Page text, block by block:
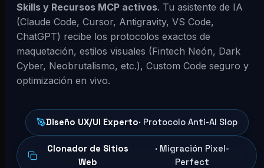
Skills y Recursos MCP activos. Tu asistente de IA
(Claude Code, Cursor, Antigravity, VS Code,
ChatGPT) recibe los protocolos exactos de
maquetación, estilos visuales (Fintech Neón, Dark
Cyber, Neobrutalismo, etc.), Custom Code seguro y
optimización en vivo.
Diseño UX/UI Experto· Protocolo Anti-AI Slop
Clonador de Sitios
Web
· Migración Pixel-
Perfect